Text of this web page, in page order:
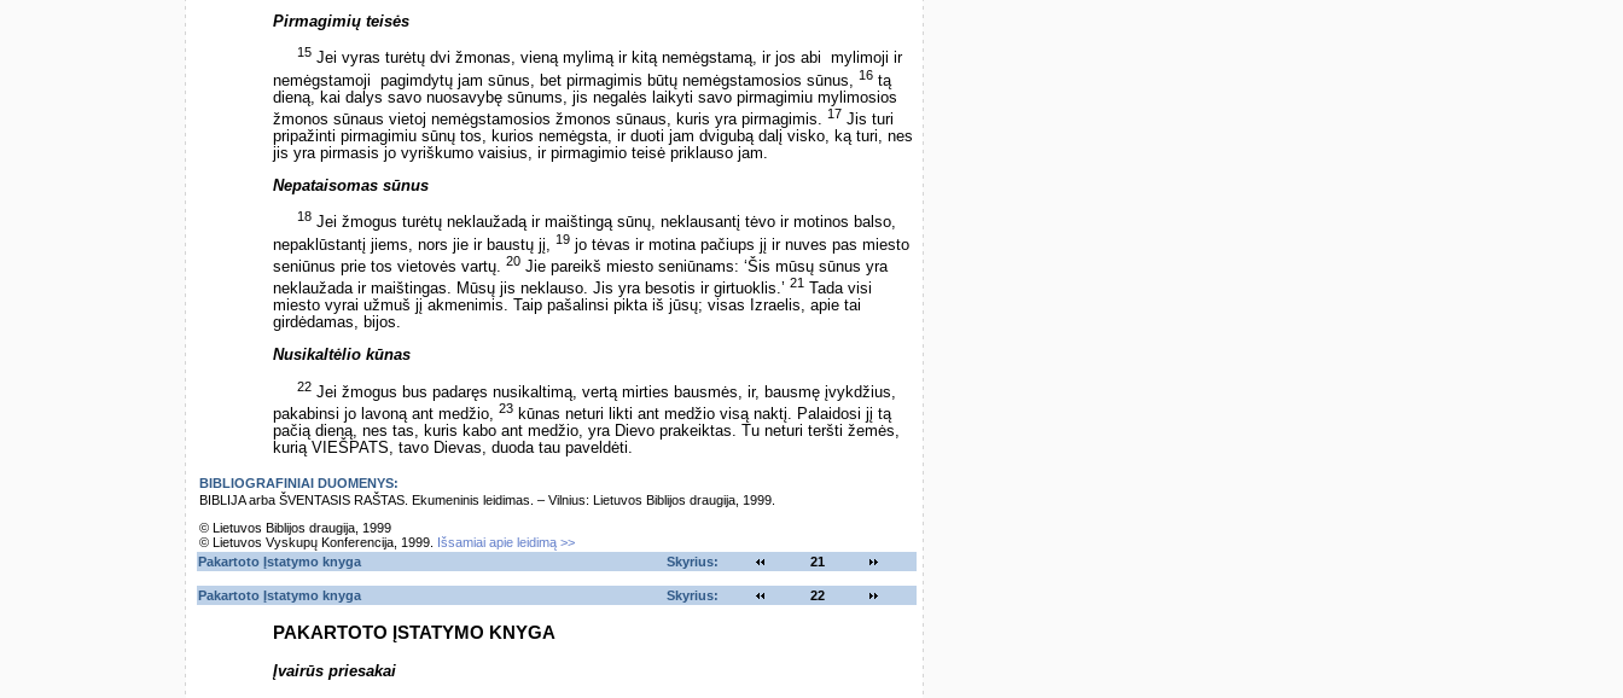
Pirmagimių teisės
15 Jei vyras turėtų dvi žmonas, vieną mylimą ir kitą nemėgstamą, ir jos abi ­ mylimoji ir
nemėgstamoji ­ pagimdytų jam sūnus, bet pirmagimis būtų nemėgstamosios sūnus, 16 tą
dieną, kai dalys savo nuosavybę sūnums, jis negalės laikyti savo pirmagimiu mylimosios
žmonos sūnaus vietoj nemėgstamosios žmonos sūnaus, kuris yra pirmagimis. 17 Jis turi
pripažinti pirmagimiu sūnų tos, kurios nemėgsta, ir duoti jam dvigubą dalį visko, ką turi, nes
jis yra pirmasis jo vyriškumo vaisius, ir pirmagimio teisė priklauso jam.
Nepataisomas sūnus
18 Jei žmogus turėtų neklaužadą ir maištingą sūnų, neklausantį tėvo ir motinos balso,
nepaklūstantį jiems, nors jie ir baustų jį, 19 jo tėvas ir motina pačiups jį ir nuves pas miesto
seniūnus prie tos vietovės vartų. 20 Jie pareikš miesto seniūnams: ‘Šis mūsų sūnus yra
neklaužada ir maištingas. Mūsų jis neklauso. Jis yra besotis ir girtuoklis.’ 21
Tada visi
miesto vyrai užmuš jį akmenimis. Taip pašalinsi pikta iš jūsų; visas Izraelis, apie tai
girdėdamas, bijos.
Nusikaltėlio kūnas
22 Jei žmogus bus padaręs nusikaltimą, vertą mirties bausmės, ir, bausmę įvykdžius,
pakabinsi jo lavoną ant medžio, 23 kūnas neturi likti ant medžio visą naktį. Palaidosi jį tą
pačią dieną, nes tas, kuris kabo ant medžio, yra Dievo prakeiktas. Tu neturi teršti žemės,
kurią VIEŠPATS, tavo Dievas, duoda tau paveldėti.
BIBLIOGRAFINIAI DUOMENYS:
BIBLIJA arba ŠVENTASIS RAŠTAS. Ekumeninis leidimas. – Vilnius: Lietuvos Biblijos draugija, 1999.
© Lietuvos Biblijos draugija, 1999
© Lietuvos Vyskupų Konferencija, 1999.
Išsamiai apie leidimą >>
Pakartoto Įstatymo knyga
Skyrius: 21
Pakartoto Įstatymo knyga Skyrius: 22
PAKARTOTO ĮSTATYMO KNYGA
Įvairūs priesakai